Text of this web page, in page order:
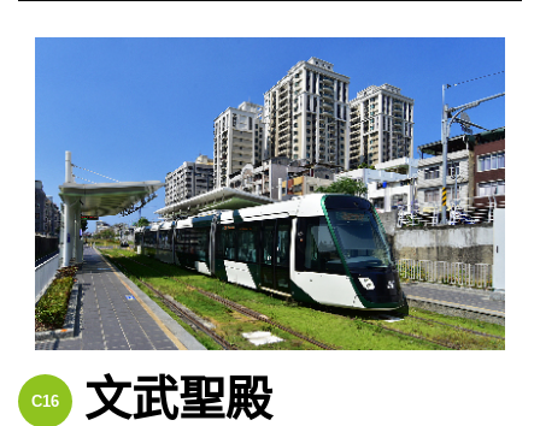
C16 文武聖殿